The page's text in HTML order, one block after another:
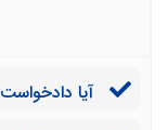
آیا